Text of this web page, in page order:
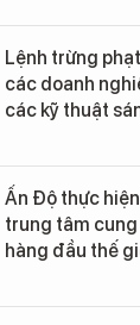
Lệnh trừng
các doanh
các kỹ thuật
Ấn Độ thực
trung tâm cung
hàng đầu thế